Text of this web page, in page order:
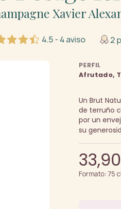
Xavier
4.5 - 4 aviso 2
PERFIL
Afrutado,
Un Brut
de terruño
por un
su
Formato: 75